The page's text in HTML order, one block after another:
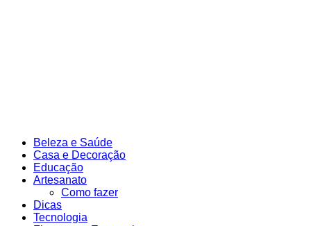
Beleza e Saúde
Casa e Decoração
Educação
Artesanato
Como fazer
Dicas
Tecnologia